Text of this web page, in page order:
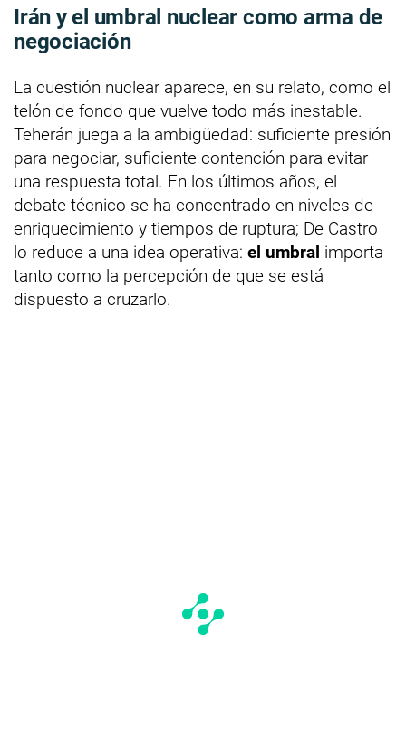
Irán y el umbral nuclear como arma de
negociación
La cuestión nuclear aparece, en su relato, como el
telón de fondo que vuelve todo más inestable.
Teherán juega a la ambigüedad: suficiente presión
para negociar, suficiente contención para evitar
una respuesta total. En los últimos años, el
debate técnico se ha concentrado en niveles de
enriquecimiento y tiempos de ruptura; De Castro
lo reduce a una idea operativa: el umbral importa
tanto como la percepción de que se está
dispuesto a cruzarlo.